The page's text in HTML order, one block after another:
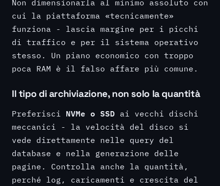
cui la piattaforma «tecnicamente»
funziona - lascia margine per i picchi
di traffico e per il sistema operativo
stesso. Un piano economico con troppo
poca RAM è il falso affare più comune.
Il tipo di archiviazione, non solo la quantità
Preferisci NVMe o SSD ai vecchi dischi
meccanici - la velocità del disco si
vede direttamente nelle query del
database e nella generazione delle
pagine. Controlla anche la quantità,
perché log, caricamenti e crescita del